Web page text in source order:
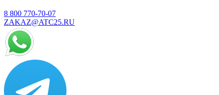
8 800 770-70-07
ZAKAZ@ATC25.RU